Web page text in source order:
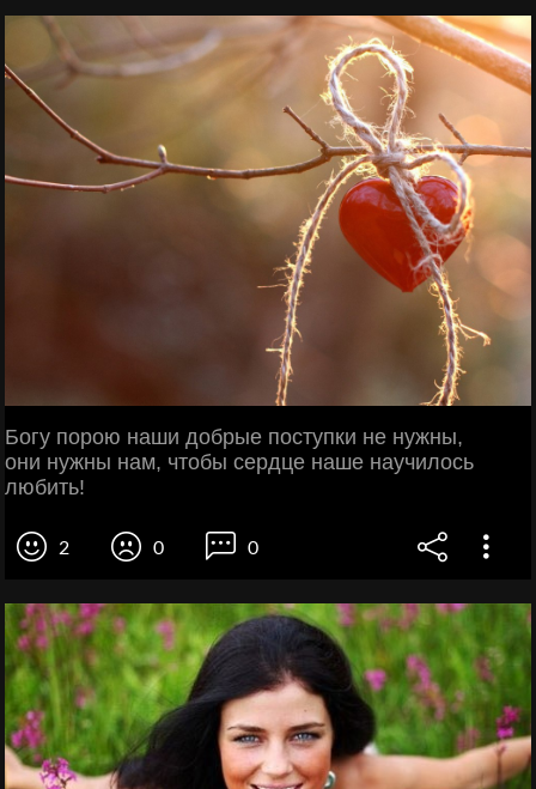
Богу порою наши добрые поступки не нужны,
они нужны нам, чтобы сердце наше научилось
любить!
2 0 0